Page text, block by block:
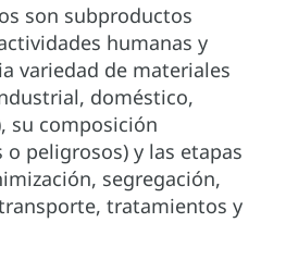
son subproductos
humanas y
variedad de materiales
doméstico,
su composición
peligrosos) y las etapas
segregación,
tratamientos y